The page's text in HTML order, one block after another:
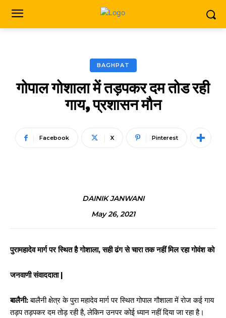
BAGHPAT
गोपाल गोशाला में तड़पकर दम तोड रही
गाय, प्रशासन मौन
Facebook X Pinterest
DAINIK JANWANI
May 26, 2021
पुरामहादेव मार्ग पर स्थित है गोशाला, सही ढंग से चारा तक नहीं मिल रहा गोवंश को
जनवाणी संवाददाता |
बालैनी:बालैनी क्षेत्र के पुरा महादेव मार्ग पर स्थित गोपाल गौशाला में रोज कई गाय
तड़प तड़पकर दम तोड़ रही है, लेकिन उनपर कोई ध्यान नहीं दिया जा रहा है।